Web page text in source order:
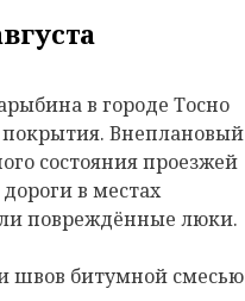
в городе Тосно
покрытия. Внеплановый
состояния проезжей
в местах
повреждённые люки.
швов битумной смесью